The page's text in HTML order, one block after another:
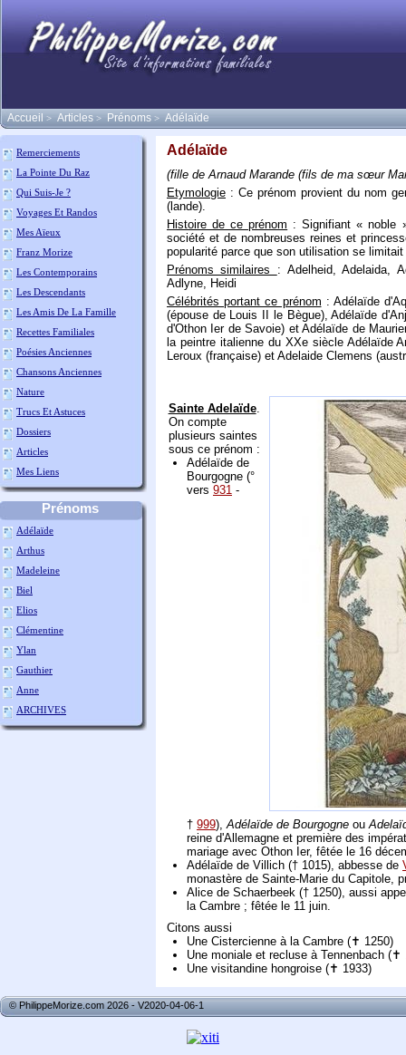
Accueil > Articles > Prénoms > Adélaïde
Remerciements
La Pointe Du Raz
Qui Suis-Je ?
Voyages Et Randos
Mes Aïeux
Franz Morize
Les Contemporains
Les Descendants
Les Amis De La Famille
Recettes Familiales
Poésies Anciennes
Chansons Anciennes
Nature
Trucs Et Astuces
Dossiers
Articles
Mes Liens
Prénoms
Adélaïde
Arthus
Madeleine
Biel
Elios
Clémentine
Ylan
Gauthier
Anne
ARCHIVES
Adélaïde
(fille de Arnaud Marande (fils de ma sœur
Etymologie : Ce prénom provient du nom
(lande).
Histoire de ce prénom : Signifiant « noble
société et de nombreuses reines et
popularité parce que son utilisation se
Prénoms similaires : Adelheid, Adelaida,
Adlyne, Heidi
Célébrités portant ce prénom : Adélaïde
(épouse de Louis II le Bègue), Adélaïde
d'Othon Ier de Savoie) et Adélaïde de
la peintre italienne du XXe siècle Adélaïde
Leroux (française) et Adelaide Clemens
Sainte Adelaïde.
On compte
plusieurs saintes
sous ce prénom :
Adélaïde de
Bourgogne (°
vers 931 -
† 999),Adélaïde de Bourgogne ou
reine d'Allemagne et première des
mariage avec Othon Ier, fêtée le 16
Adélaïde de Villich († 1015), abbesse de
monastère de Sainte-Marie du Capitole,
Alice de Schaerbeek († 1250), aussi
la Cambre ; fêtée le 11 juin.
Citons aussi
Une Cistercienne à la Cambre (✝ 1250)
Une moniale et recluse à Tennenbach (✝
Une visitandine hongroise (✝ 1933)
© PhilippeMorize.com 2026 - V2020-04-06-1